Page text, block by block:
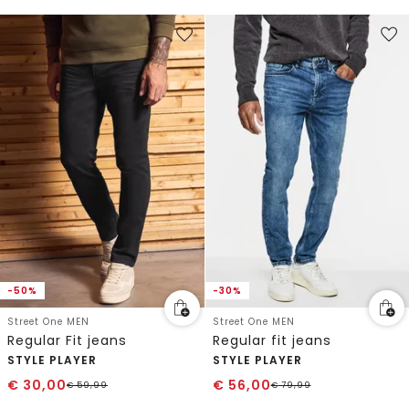
-50%
Street One MEN
Regular Fit jeans
STYLE PLAYER
€ 30,00€59,99
-30%
Street One MEN
Regular fit jeans
STYLE PLAYER
€ 56,00€79,99